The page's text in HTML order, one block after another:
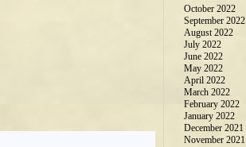
October 2022
September 2022
August 2022
July 2022
June 2022
May 2022
April 2022
March 2022
February 2022
January 2022
December 2021
November 2021